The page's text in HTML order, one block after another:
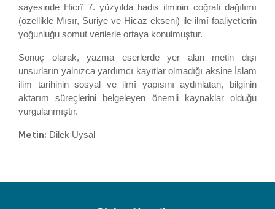
sayesinde Hicrî 7. yüzyılda hadis ilminin coğrafi dağılımı
(özellikle Mısır, Suriye ve Hicaz ekseni) ile ilmî faaliyetlerin
yoğunluğu somut verilerle ortaya konulmuştur.
Sonuç olarak, yazma eserlerde yer alan metin dışı
unsurların yalnızca yardımcı kayıtlar olmadığı aksine İslam
ilim tarihinin sosyal ve ilmî yapısını aydınlatan, bilginin
aktarım süreçlerini belgeleyen önemli kaynaklar olduğu
vurgulanmıştır.
Metin: Dilek Uysal